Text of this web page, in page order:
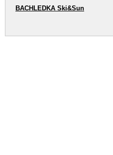
BACHLEDKA Ski&Sun